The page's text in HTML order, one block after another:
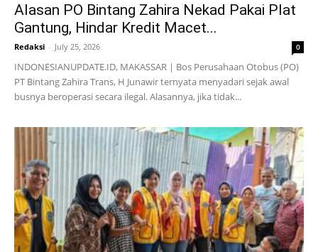
Alasan PO Bintang Zahira Nekad Pakai Plat
Gantung, Hindar Kredit Macet...
Redaksi - July 25, 2026 0
INDONESIANUPDATE.ID, MAKASSAR | Bos Perusahaan Otobus (PO)
PT Bintang Zahira Trans, H Junawir ternyata menyadari sejak awal
busnya beroperasi secara ilegal. Alasannya, jika tidak...